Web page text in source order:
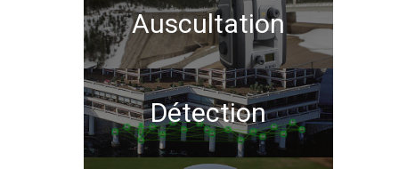
Auscultation
Détection